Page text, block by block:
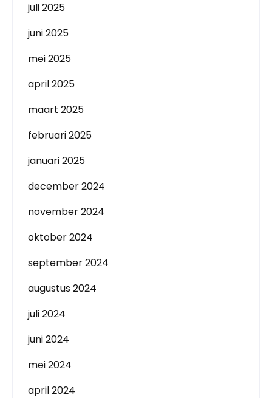
juli 2025
juni 2025
mei 2025
april 2025
maart 2025
februari 2025
januari 2025
december 2024
november 2024
oktober 2024
september 2024
augustus 2024
juli 2024
juni 2024
mei 2024
april 2024